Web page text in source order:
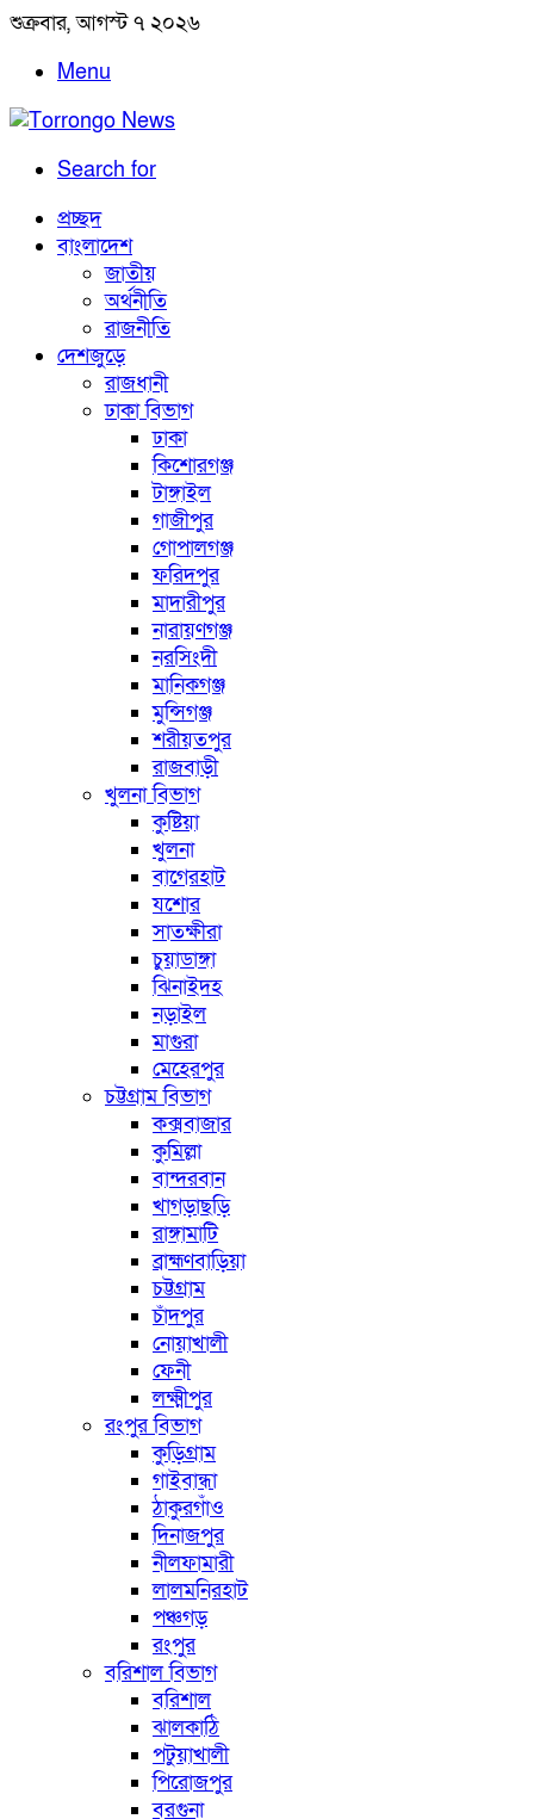
শুক্রবার, আগস্ট ৭ ২০২৬
Menu
Search for
প্রচ্ছদ
বাংলাদেশ
জাতীয়
অর্থনীতি
রাজনীতি
দেশজুড়ে
রাজধানী
ঢাকা বিভাগ
ঢাকা
কিশোরগঞ্জ
টাঙ্গাইল
গাজীপুর
গোপালগঞ্জ
ফরিদপুর
মাদারীপুর
নারায়ণগঞ্জ
নরসিংদী
মানিকগঞ্জ
মুন্সিগঞ্জ
শরীয়তপুর
রাজবাড়ী
খুলনা বিভাগ
কুষ্টিয়া
খুলনা
বাগেরহাট
যশোর
সাতক্ষীরা
চুয়াডাঙ্গা
ঝিনাইদহ
নড়াইল
মাগুরা
মেহেরপুর
চট্টগ্রাম বিভাগ
কক্সবাজার
কুমিল্লা
বান্দরবান
খাগড়াছড়ি
রাঙ্গামাটি
ব্রাহ্মণবাড়িয়া
চট্টগ্রাম
চাঁদপুর
নোয়াখালী
ফেনী
লক্ষ্মীপুর
রংপুর বিভাগ
কুড়িগ্রাম
গাইবান্ধা
ঠাকুরগাঁও
দিনাজপুর
নীলফামারী
লালমনিরহাট
পঞ্চগড়
রংপুর
বরিশাল বিভাগ
বরিশাল
ঝালকাঠি
পটুয়াখালী
পিরোজপুর
বরগুনা